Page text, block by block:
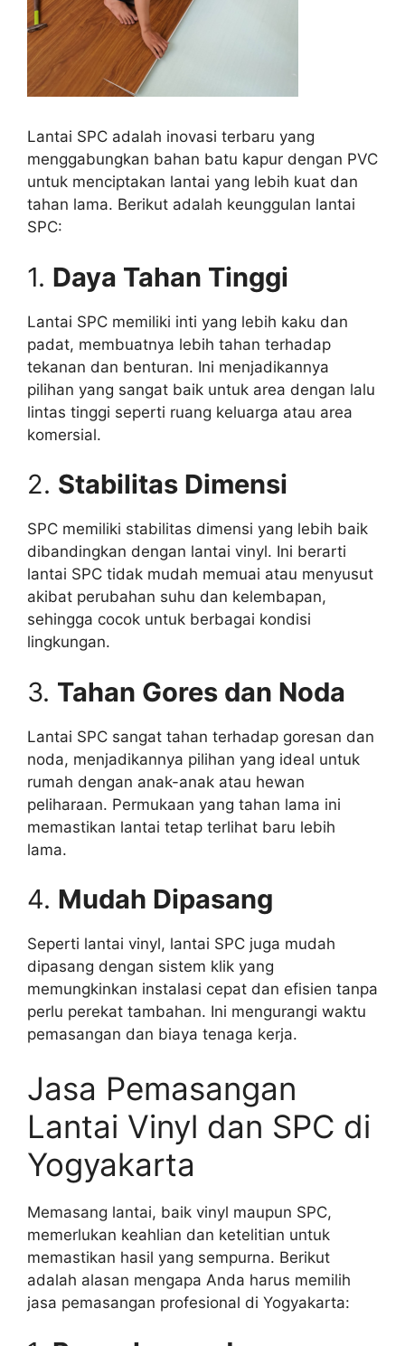
Lantai SPC adalah inovasi terbaru yang
menggabungkan bahan batu kapur dengan PVC
untuk menciptakan lantai yang lebih kuat dan
tahan lama. Berikut adalah keunggulan lantai
SPC:
1. Daya Tahan Tinggi
Lantai SPC memiliki inti yang lebih kaku dan
padat, membuatnya lebih tahan terhadap
tekanan dan benturan. Ini menjadikannya
pilihan yang sangat baik untuk area dengan lalu
lintas tinggi seperti ruang keluarga atau area
komersial.
2. Stabilitas Dimensi
SPC memiliki stabilitas dimensi yang lebih baik
dibandingkan dengan lantai vinyl. Ini berarti
lantai SPC tidak mudah memuai atau menyusut
akibat perubahan suhu dan kelembapan,
sehingga cocok untuk berbagai kondisi
lingkungan.
3. Tahan Gores dan Noda
Lantai SPC sangat tahan terhadap goresan dan
noda, menjadikannya pilihan yang ideal untuk
rumah dengan anak-anak atau hewan
peliharaan. Permukaan yang tahan lama ini
memastikan lantai tetap terlihat baru lebih
lama.
4. Mudah Dipasang
Seperti lantai vinyl, lantai SPC juga mudah
dipasang dengan sistem klik yang
memungkinkan instalasi cepat dan efisien tanpa
perlu perekat tambahan. Ini mengurangi waktu
pemasangan dan biaya tenaga kerja.
Jasa Pemasangan
Lantai Vinyl dan SPC di
Yogyakarta
Memasang lantai, baik vinyl maupun SPC,
memerlukan keahlian dan ketelitian untuk
memastikan hasil yang sempurna. Berikut
adalah alasan mengapa Anda harus memilih
jasa pemasangan profesional di Yogyakarta: